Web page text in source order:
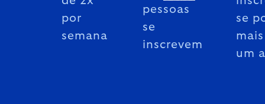
por
semana
pessoas
se
inscrevem
se
um